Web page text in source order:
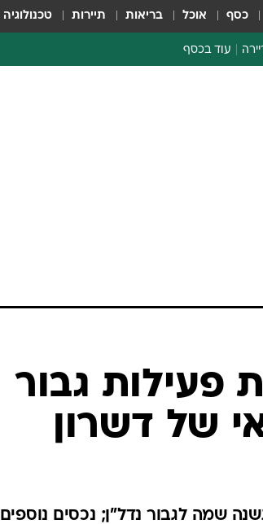
כסף אוכל בריאות תיירות טכנולוגיה
עוד בכסף
פעילות גבור
של דשרון
דשרון, שתשנה שמה לגבור נדל"ן; נכסים נוספים